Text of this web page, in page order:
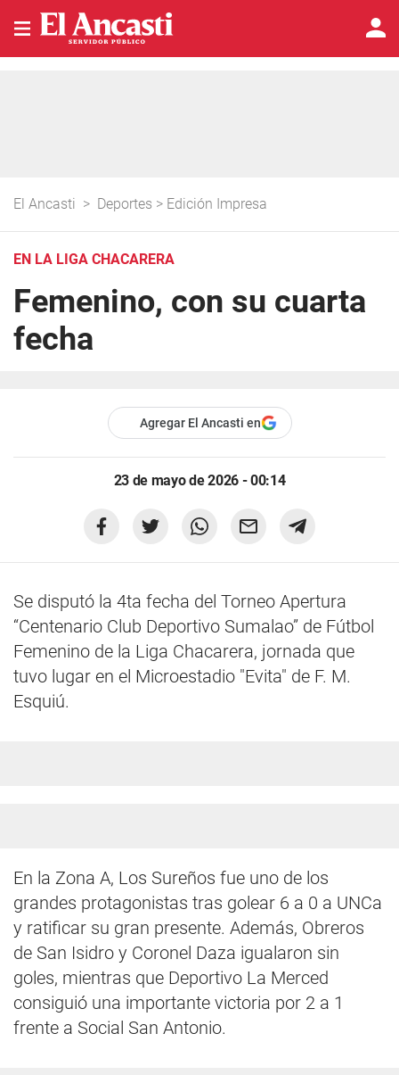
El Ancasti > Deportes > Edición Impresa
EN LA LIGA CHACARERA
Femenino, con su cuarta
fecha
Agregar El Ancasti en
23 de mayo de 2026 - 00:14
Se disputó la 4ta fecha del Torneo Apertura
“Centenario Club Deportivo Sumalao” de Fútbol
Femenino de la Liga Chacarera, jornada que
tuvo lugar en el Microestadio "Evita" de F. M.
Esquiú.
En la Zona A, Los Sureños fue uno de los
grandes protagonistas tras golear 6 a 0 a UNCa
y ratificar su gran presente. Además, Obreros
de San Isidro y Coronel Daza igualaron sin
goles, mientras que Deportivo La Merced
consiguió una importante victoria por 2 a 1
frente a Social San Antonio.